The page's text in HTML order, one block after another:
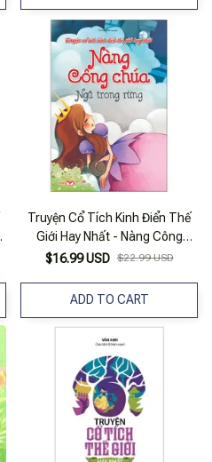
Truyện Cổ Tích Kinh Điển Thế
Giới Hay Nhất - Nàng Công
Chúa Ngủ Trong Rừng
$16.99 USD $22.99 USD
ADD TO CART